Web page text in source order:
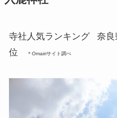
寺社人気ランキング 奈良
位
＊Omairiサイト調べ